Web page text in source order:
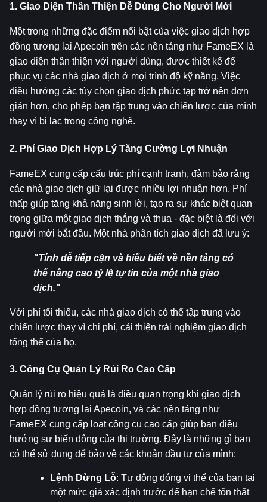
1. Giao Diện Thân Thiện Dễ Dùng Cho Người Mới
Một trong những đặc điểm nổi bật của việc giao dịch hợp
đồng tương lai Apecoin trên các nền tảng như FameEX là
giao diện thân thiện với người dùng, được thiết kế để
phục vụ các nhà giao dịch ở mọi trình độ kỹ năng. Việc
điều hướng các tùy chọn giao dịch phức tạp trở nên đơn
giản hơn, cho phép bạn tập trung vào chiến lược của mình
thay vì bị lạc trong công nghệ.
2. Phí Giao Dịch Hợp Lý Tăng Cường Lợi Nhuận
FameEX cung cấp cấu trúc phí cạnh tranh, đảm bảo rằng
các nhà giao dịch giữ lại được nhiều lợi nhuận hơn. Phí
thấp giúp tăng khả năng sinh lời, tạo ra sự khác biệt quan
trọng giữa một giao dịch thắng và thua - đặc biệt là đối với
người mới bắt đầu. Một nhà phân tích giao dịch đã lưu ý:
"Tính dễ tiếp cận và hiểu biết về nền tảng có
thể nâng cao tỷ lệ tự tin của một nhà giao
dịch."
Với phí tối thiểu, các nhà giao dịch có thể tập trung vào
chiến lược thay vì chi phí, cải thiện trải nghiệm giao dịch
tổng thể của họ.
3. Công Cụ Quản Lý Rủi Ro Cao Cấp
Quản lý rủi ro hiệu quả là điều quan trọng khi giao dịch
hợp đồng tương lai Apecoin, và các nền tảng như
FameEX cung cấp loạt công cụ cao cấp giúp bạn điều
hướng sự biến động của thị trường. Đây là những gì bạn
có thể sử dụng để bảo vệ các khoản đầu tư của mình:
Lệnh Dừng Lỗ: Tự động đóng vị thế của bạn tại
một mức giá xác định trước để hạn chế tổn thất